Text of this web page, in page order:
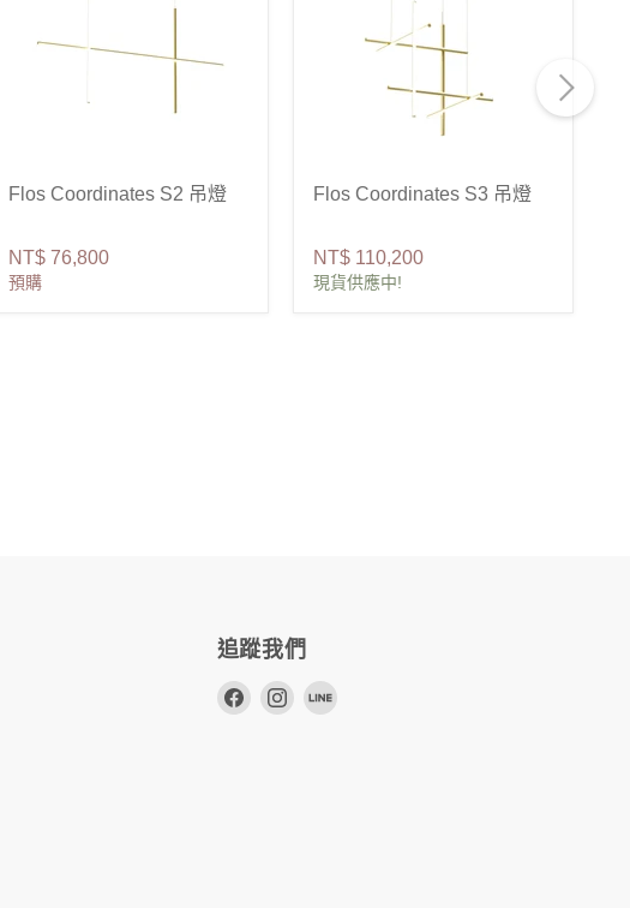
Flos Coordinates S2 吊燈
NT$ 76,800
預購
Flos Coordinates S3 吊燈
NT$ 110,200
現貨供應中!
追蹤我們
在
在
在